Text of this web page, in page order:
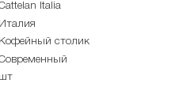
Italia
Италия
Кофейный столик
шт